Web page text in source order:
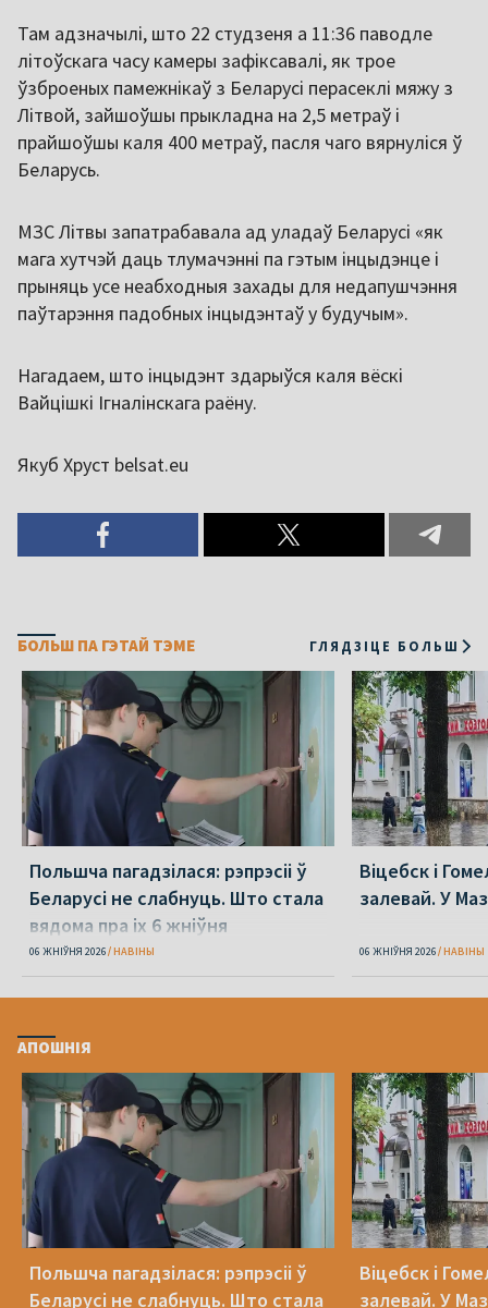
Там адзначылі, што 22 студзеня а 11:36 паводле
літоўскага часу камеры зафіксавалі, як трое
ўзброеных памежнікаў з Беларусі перасеклі мяжу з
Літвой, зайшоўшы прыкладна на 2,5 метраў і
прайшоўшы каля 400 метраў, пасля чаго вярнуліся ў
Беларусь.
МЗС Літвы запатрабавала ад уладаў Беларусі «як
мага хутчэй даць тлумачэнні па гэтым інцыдэнце і
прыняць усе неабходныя захады для недапушчэння
паўтарэння падобных інцыдэнтаў у будучым».
Нагадаем, што інцыдэнт здарыўся каля вёскі
Вайцішкі Ігналінскага раёну.
Якуб Хруст belsat.eu
БОЛЬШ ПА ГЭТАЙ ТЭМЕ ГЛЯДЗІЦЕ БОЛЬШ
Польшча пагадзілася: рэпрэсіі ў
Беларусі не слабнуць. Што стала
вядома пра іх 6 жніўня
06 ЖНІЎНЯ 2026 НАВІНЫ
Віцебск і
залевай. У
06 ЖНІЎНЯ 2026 НАВІНЫ
АПОШНІЯ
Польшча пагадзілася: рэпрэсіі ў
Беларусі не слабнуць. Што стала
Віцебск і
залевай. У